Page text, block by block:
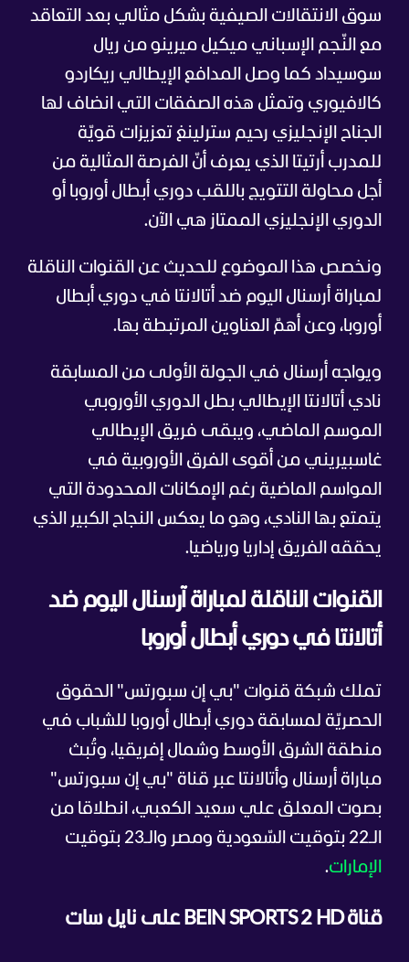
سوق الانتقالات الصيفية بشكل مثالي بعد التعاقد
مع النّجم الإسباني ميكيل ميرينو من ريال
سوسيداد كما وصل المدافع الإيطالي ريكاردو
كالافيوري وتمثل هذه الصفقات التي انضاف لها
الجناح الإنجليزي رحيم سترلينغ تعزيزات قويّة
للمدرب أرتيتا الذي يعرف أنّ الفرصة المثالية من
أجل محاولة التتويج باللقب دوري أبطال أوروبا أو
الدوري الإنجليزي الممتاز هي الآن.
ونخصص هذا الموضوع للحديث عن القنوات الناقلة
لمباراة أرسنال اليوم ضد أتالانتا في دوري أبطال
أوروبا، وعن أهمّ العناوين المرتبطة بها.
ويواجه أرسنال في الجولة الأولى من المسابقة
نادي أتالانتا الإيطالي بطل الدوري الأوروبي
الموسم الماضي، ويبقى فريق الإيطالي
غاسبيريني من أقوى الفرق الأوروبية في
المواسم الماضية رغم الإمكانات المحدودة التي
يتمتع بها النادي، وهو ما يعكس النجاح الكبير الذي
يحققه الفريق إداريا ورياضيا.
القنوات الناقلة لمباراة آرسنال اليوم ضد
أتالانتا في دوري أبطال أوروبا
تملك شبكة قنوات "بي إن سبورتس" الحقوق
الحصريّة لمسابقة دوري أبطال أوروبا للشباب في
منطقة الشرق الأوسط وشمال إفريقيا، وتُبث
مباراة أرسنال وأتالانتا عبر قناة "بي إن سبورتس"
بصوت المعلق علي سعيد الكعبي، انطلاقا من
الـ22 بتوقيت السّعودية ومصر والـ23 بتوقيت
الإمارات.
قناة BEIN SPORTS 2 HD على نايل سات